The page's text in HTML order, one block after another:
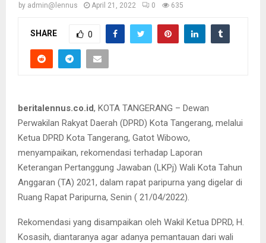
by admin@lennus April 21, 2022 0 635
SHARE 0
beritalennus.co.id, KOTA TANGERANG – Dewan
Perwakilan Rakyat Daerah (DPRD) Kota Tangerang, melalui
Ketua DPRD Kota Tangerang, Gatot Wibowo,
menyampaikan, rekomendasi terhadap Laporan
Keterangan Pertanggung Jawaban (LKPj) Wali Kota Tahun
Anggaran (TA) 2021, dalam rapat paripurna yang digelar di
Ruang Rapat Paripurna, Senin ( 21/04/2022).
Rekomendasi yang disampaikan oleh Wakil Ketua DPRD, H.
Kosasih, diantaranya agar adanya pemantauan dari wali